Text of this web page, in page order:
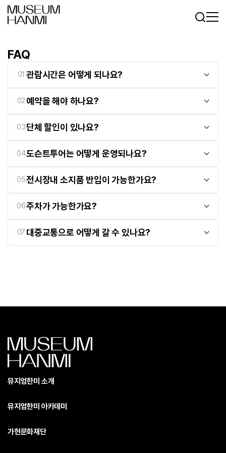
FAQ
01 관람시간은 어떻게 되나요?
02예약을 해야 하나요?
03단체 할인이 있나요?
04도슨트투어는 어떻게 운영되나요?
05전시장내 소지품 반입이 가능한가요?
06주차가 가능한가요?
07 대중교통으로 어떻게 갈 수 있나요?
뮤지엄한미 소개
뮤지엄한미 아카데미
가현문화재단